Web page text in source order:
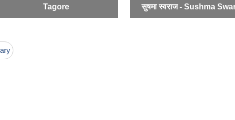
Tagore
सुषमा स्वराज - Sushma